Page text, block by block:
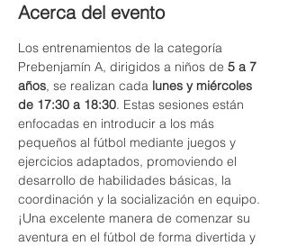
Acerca del evento
Los entrenamientos de la categoría
Prebenjamín A, dirigidos a niños de 5 a 7
años, se realizan cada lunes y miércoles
de 17:30 a 18:30. Estas sesiones están
enfocadas en introducir a los más
pequeños al fútbol mediante juegos y
ejercicios adaptados, promoviendo el
desarrollo de habilidades básicas, la
coordinación y la socialización en equipo.
¡Una excelente manera de comenzar su
aventura en el fútbol de forma divertida y